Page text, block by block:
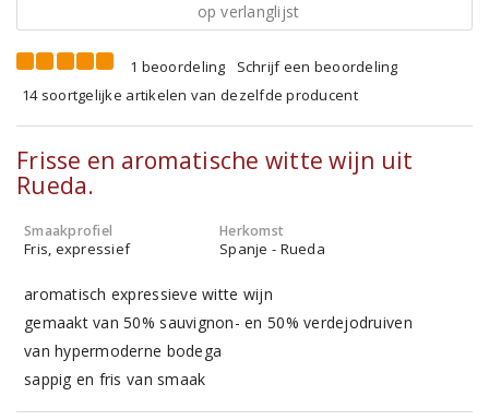
op verlanglijst
1 beoordeling
Schrijf een beoordeling
14 soortgelijke artikelen van dezelfde producent
Frisse en aromatische witte wijn uit
Rueda.
Smaakprofiel
Fris, expressief
Herkomst
Spanje - Rueda
aromatisch expressieve witte wijn
gemaakt van 50% sauvignon- en 50% verdejodruiven
van hypermoderne bodega
sappig en fris van smaak